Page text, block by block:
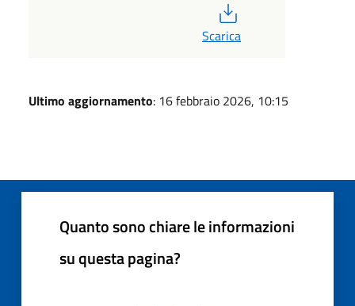
Scarica
Ultimo aggiornamento: 16 febbraio 2026, 10:15
Quanto sono chiare le informazioni
su questa pagina?